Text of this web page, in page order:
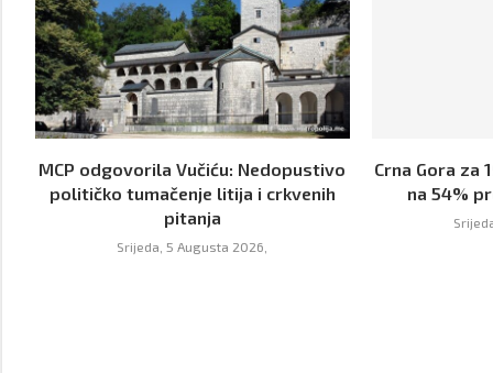
MCP odgovorila Vučiću: Nedopustivo
političko tumačenje litija i crkvenih
pitanja
Srijeda, 5 Augusta 2026,
Crna Gora za
na 54%